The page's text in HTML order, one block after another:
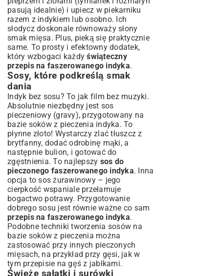
pasują idealnie) i upiecz w piekarniku
razem z indykiem lub osobno. Ich
słodycz doskonale równoważy słony
smak mięsa. Plus, pieką się praktycznie
same. To prosty i efektowny dodatek,
który wzbogaci każdyświąteczny
przepis na faszerowanego indyka.
Sosy, które podkreślą smak
dania
Indyk bez sosu? To jak film bez muzyki.
Absolutnie niezbędny jest sos
pieczeniowy (gravy), przygotowany na
bazie soków z pieczenia indyka. To
płynne złoto! Wystarczy zlać tłuszcz z
brytfanny, dodać odrobinę mąki, a
następnie bulion, i gotować do
zgęstnienia. To najlepszy sos do
pieczonego faszerowanego indyka. Inna
opcja to sos żurawinowy – jego
cierpkość wspaniale przełamuje
bogactwo potrawy. Przygotowanie
dobrego sosu jest równie ważne co sam
przepis na faszerowanego indyka.
Podobne techniki tworzenia sosów na
bazie soków z pieczenia można
zastosować przy innych pieczonych
mięsach, na przykład przy gęsi, jak w
tym przepisie na gęś z jabłkami.
Świeże sałatki i surówki